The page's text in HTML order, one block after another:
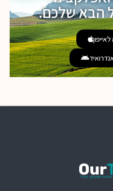
הבא שלכם.